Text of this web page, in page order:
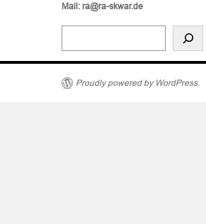
Mail: ra@ra-skwar.de
Proudly powered by WordPress.